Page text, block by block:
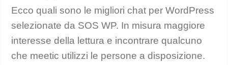
Ecco quali sono le migliori chat per WordPress
selezionate da SOS WP. In misura maggiore
interesse della lettura e incontrare qualcuno
che meetic utilizzi le persone a disposizione.